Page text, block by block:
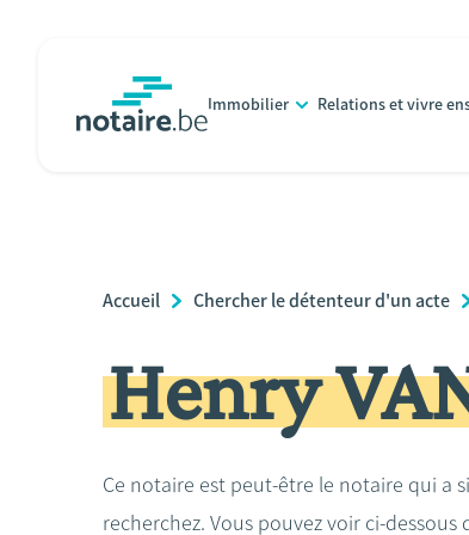
principal
Immobilier Relations et vivre
Breadcrumb
Accueil Chercher le détenteur d'un acte
Henry
Ce notaire est peut-être le notaire qui a
recherchez. Vous pouvez voir ci-